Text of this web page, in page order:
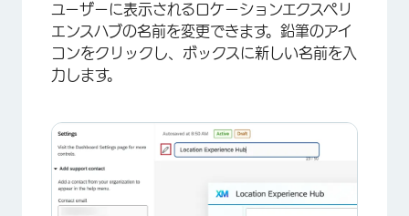
ユーザーに表示されるロケーションエクスペリ
エンスハブの名前を変更できます。鉛筆のアイ
コンをクリックし、ボックスに新しい名前を入
力します。